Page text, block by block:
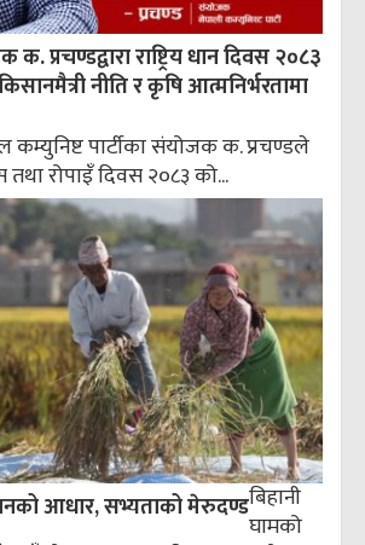
प्रचण्डद्वारा राष्ट्रिय धान दिवस २०८३
नीति र कृषि आत्मनिर्भरतामा
कम्युनिष्ट पार्टीका संयोजक क. प्रचण्डले
तथा रोपाइँ दिवस २०८३ को...
आधार, सभ्यताको मेरुदण्डबिहानी
घामको